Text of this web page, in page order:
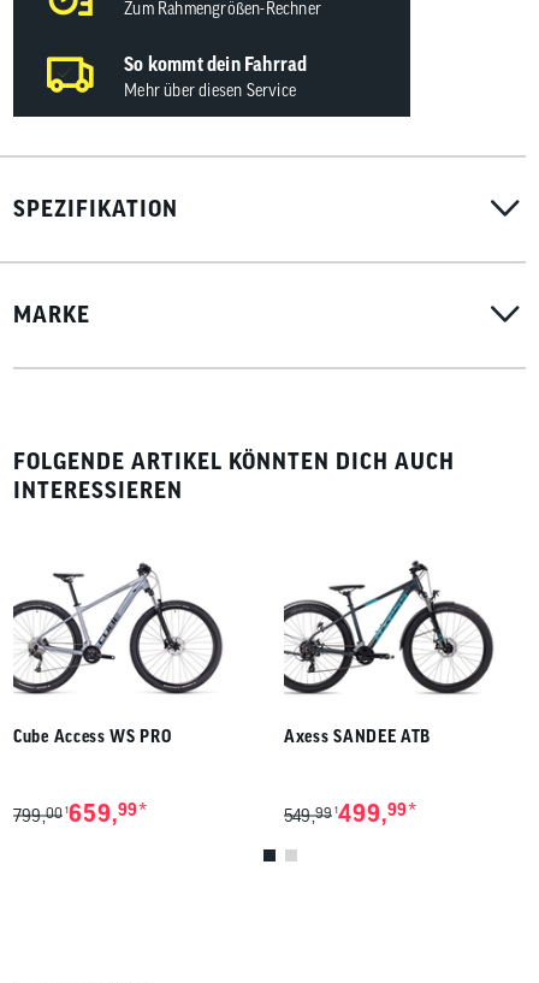
Zum Rahmengrößen-Rechner
So kommt dein Fahrrad
Mehr über diesen Service
SPEZIFIKATION
MARKE
FOLGENDE ARTIKEL KÖNNTEN DICH AUCH
INTERESSIEREN
Cube Access WS PRO
799,00 1659,99*
Axess SANDEE ATB
549,99 1499,99*